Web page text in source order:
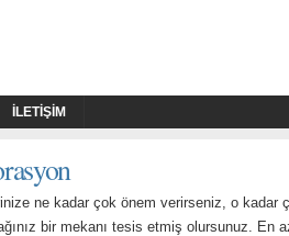
İLETIŞIM
ne kadar çok önem verirseniz, o kadar
bir mekanı tesis etmiş olursunuz. En